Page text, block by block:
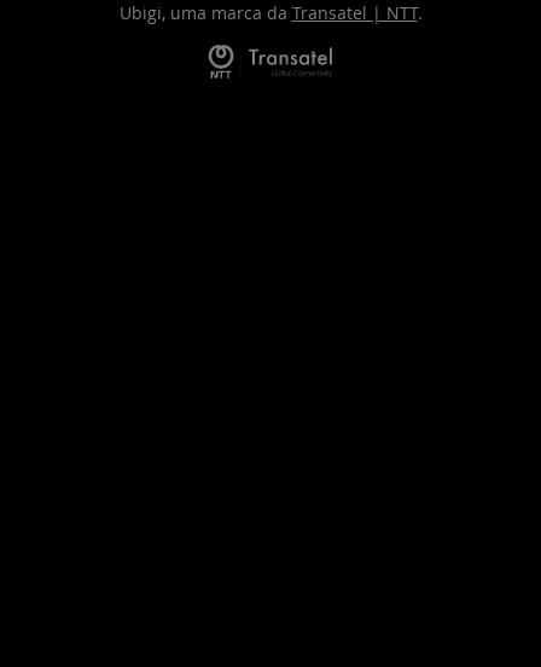
Ubigi, uma marca da Transatel | NTT.